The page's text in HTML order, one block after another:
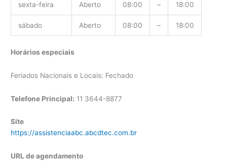
sexta-feira Aberto 08:00 – 18:00
sábado Aberto 08:00 – 18:00
Horários especiais
Feriados Nacionais e Locais: Fechado
Telefone Principal: 11 3644-8877
Site
https://assistenciaabc.abcdtec.com.br
URL de agendamento